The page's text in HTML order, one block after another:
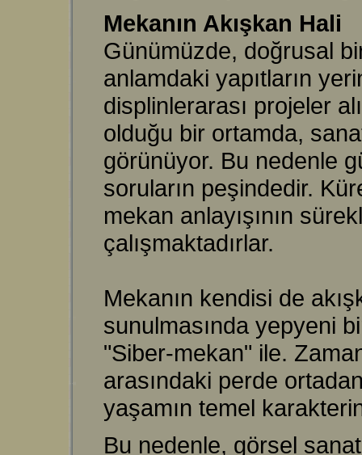
Mekanın Akışkan Hali
Günümüzde, doğrusal
anlamdaki yapıtların
displinlerarası projeler
olduğu bir ortamda,
görünüyor. Bu nedenle
soruların peşindedir.
mekan anlayışının
çalışmaktadırlar.
Mekanın kendisi de
sunulmasında yepyeni
"Siber-mekan" ile.
arasındaki perde
yaşamın temel
Bu nedenle, görsel